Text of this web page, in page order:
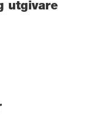
utgivare